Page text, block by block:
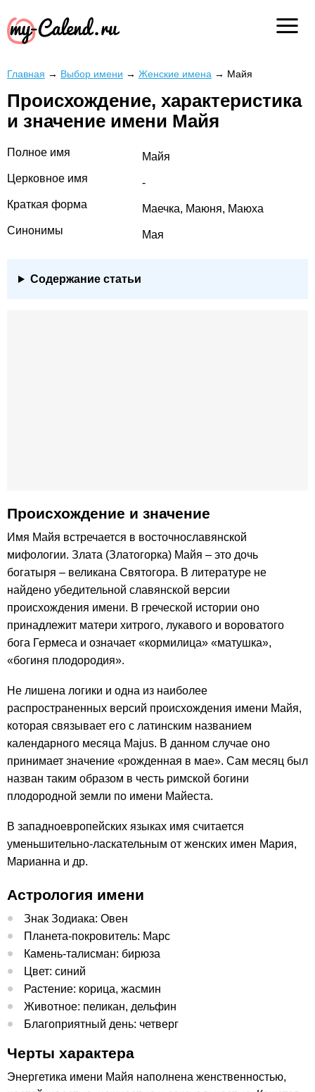
Главная → Выбор имени → Женские имена → Майя
Происхождение, характеристика
и значение имени Майя
Полное имя
Майя
Церковное имя
-
Краткая форма
Маечка, Маюня, Маюха
Синонимы
Мая
Содержание статьи
Происхождение и значение
Имя Майя встречается в восточнославянской
мифологии. Злата (Златогорка) Майя – это дочь
богатыря – великана Святогора. В литературе не
найдено убедительной славянской версии
происхождения имени. В греческой истории оно
принадлежит матери хитрого, лукавого и вороватого
бога Гермеса и означает «кормилица» «матушка»,
«богиня плодородия».
Не лишена логики и одна из наиболее
распространенных версий происхождения имени Майя,
которая связывает его с латинским названием
календарного месяца Majus. В данном случае оно
принимает значение «рожденная в мае». Сам месяц был
назван таким образом в честь римской богини
плодородной земли по имени Майеста.
В западноевропейских языках имя считается
уменьшительно-ласкательным от женских имен Мария,
Марианна и др.
Астрология имени
Знак Зодиака: Овен
Планета-покровитель: Марс
Камень-талисман: бирюза
Цвет: синий
Растение: корица, жасмин
Животное: пеликан, дельфин
Благоприятный день: четверг
Черты характера
Энергетика имени Майя наполнена женственностью,